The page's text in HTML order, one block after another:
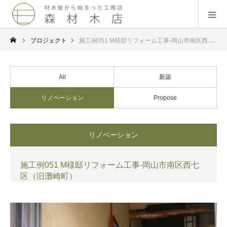
プロジェクト 施工例051 M様邸リフォーム工事-岡山市南区西七区（旧灘崎町）
All 新築
リノベーション Propose
リノベーション
施工例051 M様邸リフォーム工事-岡山市南区西七
区（旧灘崎町）